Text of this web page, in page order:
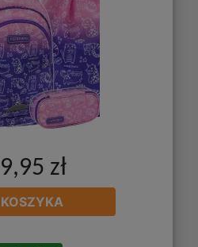
zł